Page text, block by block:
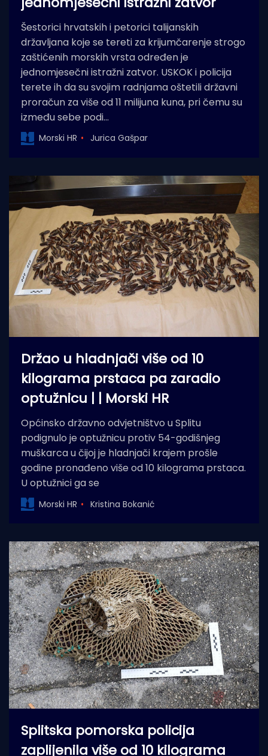
Šestorici hrvatskih i petorici talijanskih
državljana koje se tereti za krijumčarenje strogo
zaštićenih morskih vrsta određen je
jednomjesečni istražni zatvor. USKOK i policija
terete ih da su svojim radnjama oštetili državni
proračun za više od 11 milijuna kuna, pri čemu su
između sebe podi…
Morski HR Jurica Gašpar
Držao u hladnjači više od 10
kilograma prstaca pa zaradio
optužnicu | | Morski HR
Općinsko državno odvjetništvo u Splitu
podignulo je optužnicu protiv 54-godišnjeg
muškarca u čijoj je hladnjači krajem prošle
godine pronađeno više od 10 kilograma prstaca.
U optužnici ga se
Morski HR Kristina Bokanić
Splitska pomorska policija
zaplijenila više od 10 kilograma